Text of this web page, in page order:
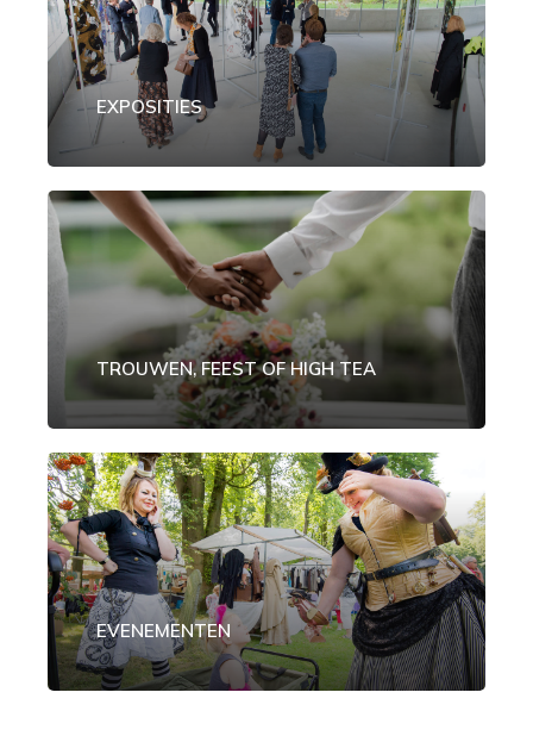
EXPOSITIES
TROUWEN, FEEST OF HIGH TEA
EVENEMENTEN